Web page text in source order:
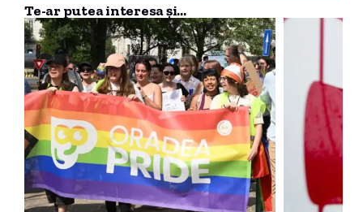
Te-ar putea interesa și...